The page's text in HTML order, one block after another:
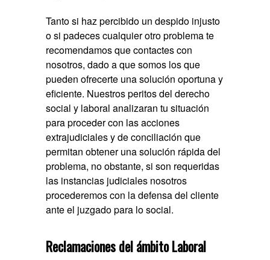
Tanto si haz percibido un despido injusto
o si padeces cualquier otro problema te
recomendamos que contactes con
nosotros, dado a que somos los que
pueden ofrecerte una solución oportuna y
eficiente. Nuestros peritos del derecho
social y laboral analizaran tu situación
para proceder con las acciones
extrajudiciales y de conciliación que
permitan obtener una solución rápida del
problema, no obstante, si son requeridas
las instancias judiciales nosotros
procederemos con la defensa del cliente
ante el juzgado para lo social.
Reclamaciones del ámbito Laboral